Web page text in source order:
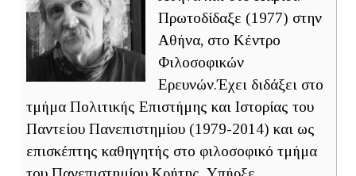
Πρωτοδίδαξε (1977) στην
Αθήνα, στο Κέντρο
Φιλοσοφικών
Ερευνών.Έχει διδάξει στο
τμήμα Πολιτικής Επιστήμης και Ιστορίας του
Παντείου Πανεπιστημίου (1979-2014) και ως
επισκέπτης καθηγητής στο φιλοσοφικό τμήμα